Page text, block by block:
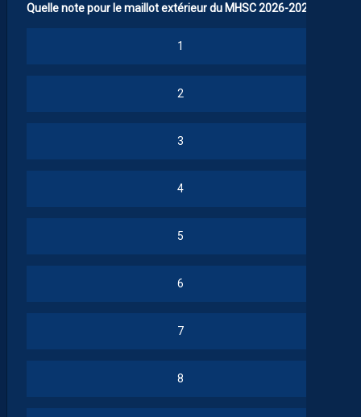
Quelle note pour le maillot extérieur du MHSC 2026-2027 ?
1
2
3
4
5
6
7
8